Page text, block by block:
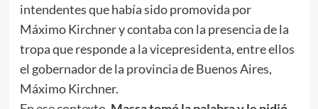
intendentes que había sido promovida por
Máximo Kirchner y contaba con la presencia de la
tropa que responde a la vicepresidenta, entre ellos
el gobernador de la provincia de Buenos Aires,
Máximo Kirchner.